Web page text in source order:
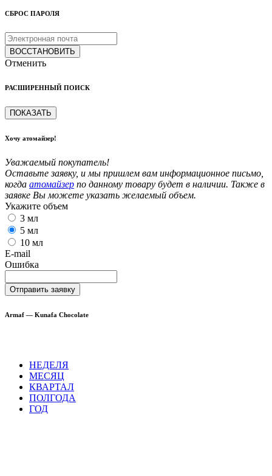
СБРОС ПАРОЛЯ
ВОССТАНОВИТЬ
Отменить
РАСШИРЕННЫЙ ПОИСК
ПОКАЗАТЬ
Хочу атомайзер!
Уважаемый покупатель!
Оставьте заявку, и мы пришлем вам информационное письмо,
когда атомайзер по данному товару будет в наличии. Также в
заявке Вы можете указать желаемый объем.
Укажите объем
3 мл
5 мл
10 мл
E-mail
Ошибка
Отправить заявку
Armaf — Kunafa Chocolate
НЕДЕЛЯ
МЕСЯЦ
КВАРТАЛ
ПОЛГОДА
ГОД